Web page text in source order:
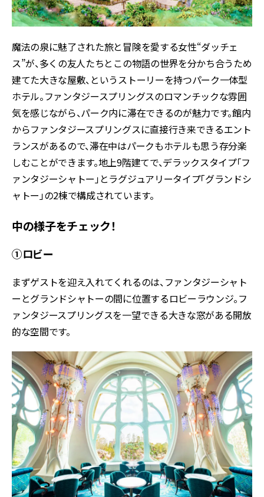
魔法の泉に魅了された旅と冒険を愛する女性“ダッチェ
ス”が、多くの友人たちとこの物語の世界を分かち合うため
建てた大きな屋敷、というストーリーを持つパーク一体型
ホテル。ファンタジースプリングスのロマンチックな雰囲
気を感じながら、パーク内に滞在できるのが魅力です。館内
からファンタジースプリングスに直接行き来できるエント
ランスがあるので、滞在中はパークもホテルも思う存分楽
しむことができます。地上9階建てで、デラックスタイプ「フ
ァンタジーシャトー」とラグジュアリータイプ「グランドシ
ャトー」の2棟で構成されています。
中の様子をチェック！
①ロビー
まずゲストを迎え入れてくれるのは、ファンタジーシャト
ーとグランドシャトーの間に位置するロビーラウンジ。フ
ァンタジースプリングスを一望できる大きな窓がある開放
的な空間です。